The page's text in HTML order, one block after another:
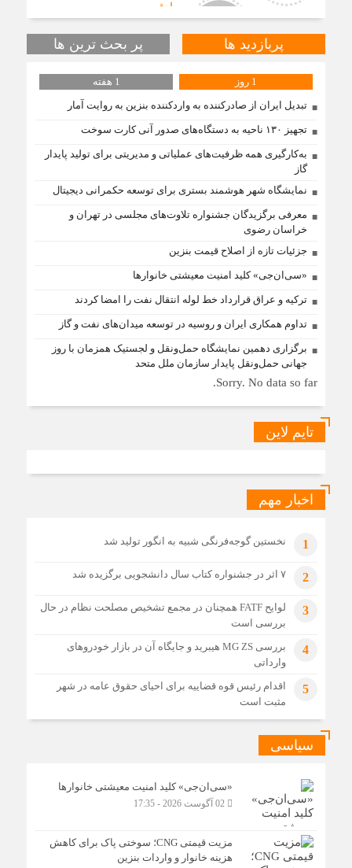
محصولات زراعی جهان به مناطق شهری و
مناطق دیگر می‌توان زمین را از وضع
صادقی
بله دیدگاه شما کاملا درست است. آمار و ارقام
محمد حسنی
جشنواره امسال ۷۵ درصد مؤلفان از
مقطع تحصیلی دانشجویان مؤلف به ترت
پربازدید ها پر بحث ترین ها
1 روز
1 هفته
تبدیل ایران از صادرکننده به واردکننده بنزین به روایت آمار
تجهیز ۱۳۰ ناحیه به دستگاه‌های صدور آنی کارت سوخت
به‌کارگیری همه ظرفیت‌های عملیاتی و مدیریتی برای تولید پایدار
گاز
نمایشگاه شهر هوشمند بستری برای توسعه حکمرانی دیجیتال
معرفی برگزیدگان جشنواره تلاوت‌های مجلسی در تهران و
خراسان رضوی
جزئیات تازه از اصلاح قیمت بنزین
«سی‌ان‌جی» کلید امنیت معیشتی خانوارها
ترکیه و عراق قرارداد خط لوله انتقال نفت را امضا کردند
تداوم همکاری ایران و روسیه در توسعه میدان‌های نفت و گاز
برگزاری دهمین نمایشگاه حمل‌ونقل و لجستیک همزمان با روز
جهانی حمل‌ونقل پایدار سازمان ملل متحد
Sorry. No data so far.
تایم لاین
اخبار مهم
1 نخستین گوجه‌فرنگی شبیه به انگور تولید شد
2 ۷ اثر در جشنواره کتاب سال دانشجویی برگزیده شد
3
لوایح FATF همچنان در مجمع تشخیص مصلحت نظام در حال
بررسی است
4
بررسی MG ZS هیبرید و جایگاه آن در بازار خودروهای
وارداتی
5
اقدام رئیس قوه قضاییه برای احیای حقوق عامه در شهر
مثبت است
سیاسی
«سی‌ان‌جی» کلید امنیت معیشتی خانوارها
02 آگوست 2026 - 17:35
مزیت قیمتی CNG؛ سوختی پاک برای کاهش
هزینه خانوار و واردات بنزین